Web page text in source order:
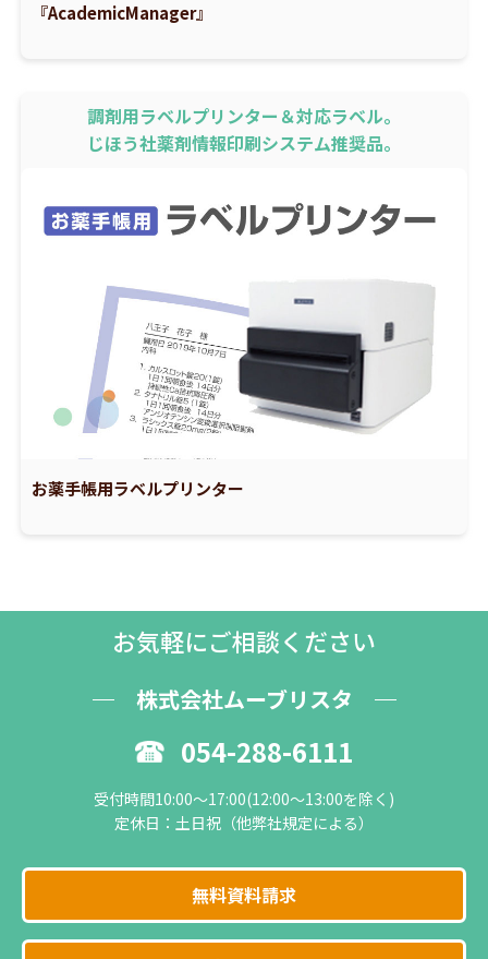
『AcademicManager』
調剤用ラベルプリンター＆対応ラベル。
じほう社薬剤情報印刷システム推奨品。
お薬手帳用ラベルプリンター
お気軽にご相談ください
株式会社ムーブリスタ
054-288-6111
受付時間10:00～17:00(12:00～13:00を除く)
定休日：土日祝（他弊社規定による）
無料資料請求